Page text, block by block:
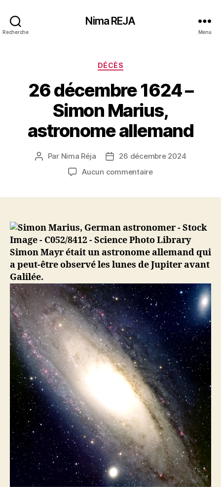
Recherche
Nima REJA
Menu
Catégories
DÉCÈS
26 décembre 1624 –
Simon Marius,
astronome allemand
Auteur
Par Nima Réja
Date26 décembre 2024
Aucun commentairesur
Simon
Marius,
astronome
allemand
Simon Mayr était un astronome allemand qui
a peut-être observé les lunes de Jupiter avant
Galilée.